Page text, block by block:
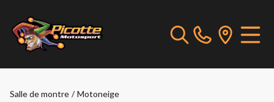
Salle de montre / Motoneige